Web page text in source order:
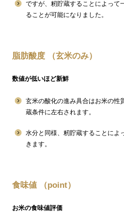
ですが、籾貯蔵することによって
ることが可能になりました。
脂肪酸度 （玄米のみ）
数値が低いほど新鮮
玄米の酸化の進み具合はお米の性
蔵条件に左右されます。
水分と同様、籾貯蔵することによ
きます。
食味値 （point）
お米の食味値評価